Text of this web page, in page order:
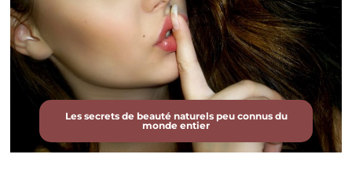
Les secrets de beauté naturels peu connus du
monde entier